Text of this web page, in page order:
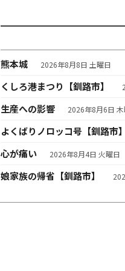
熊本城 2026年8月8日 土曜日
くしろ港まつり【釧路市】
生産への影響 2026年8月6日
よくばりノロッコ号【釧路市】
心が痛い 2026年8月4日 火曜日
娘家族の帰省【釧路市】